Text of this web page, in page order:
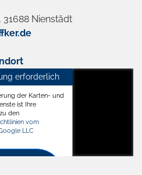
31688 Nienstädt
erforderlich
der Karten- und
ist Ihre
den
vom
LLC